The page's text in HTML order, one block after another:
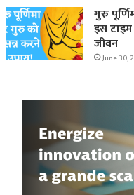
गुरु
इस
जीवन
June 30,